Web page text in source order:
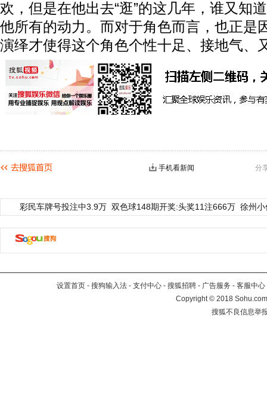
欢，但是在他出去“逛”的这几年，谁又知
他所有的动力。而对于角色而言，也正是
演绎才使得这个角色个性十足、接地气、
分
手机看新闻
彩民车牌号投注中3.9万 双色球148期开奖:头奖11注666万 徐州
设置首页 - 搜狗输入法 - 支付中心 - 搜狐招聘 - 广告服务 - 客服中心
Copyright©2018
搜狐不良信息举